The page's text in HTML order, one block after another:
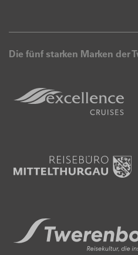
Die fünf starken Marken der